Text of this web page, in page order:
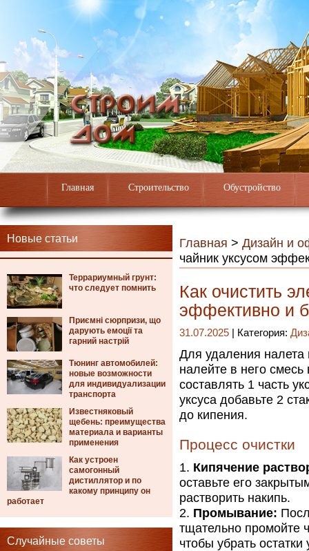
Главная Строительство Обустройство
Новые статьи
Террариумный грунт:
что следует помнить
Приємні сюрпризи, що
дарують емоції та
гарний настрій
Тюнинг автомобилей:
новые возможности
для индивидуализации
транспорта
Известняковый
щебень: преимущества
материала и варианты
применения
Как устроен
самогонный
дистиллятор и по
какому принципу он
работает
Случайные советы
Главная > Дизайн и
чайник уксусом
Как очистить
эффективно и
31.07.2025 | Категория:
Для удаления налета
налейте в него
составлять 1 часть
уксуса добавьте 2
до кипения.
Процесс очистки
Кипячение
оставьте его
растворить накипь.
Промывание:
тщательно промойте
чтобы убрать остатки